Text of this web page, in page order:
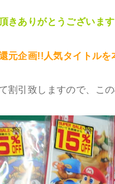
きありがとうございます
元企画!!人気タイトルを
割引致しますので、こ